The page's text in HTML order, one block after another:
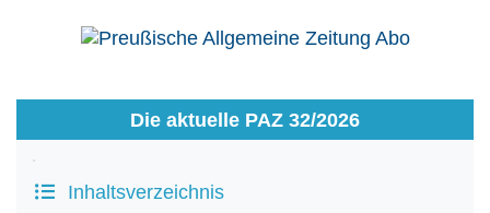
Die aktuelle PAZ 32/2026
Inhaltsverzeichnis